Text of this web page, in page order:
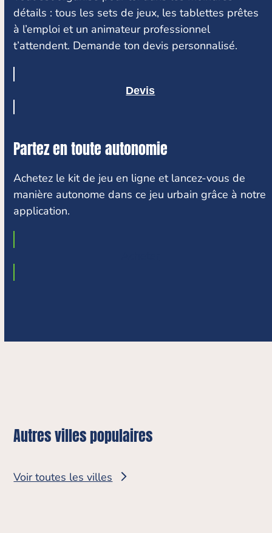
détails : tous les sets de jeux, les tablettes prêtes
à l’emploi et un animateur professionnel
t’attendent. Demande ton devis personnalisé.
Devis
Partez en toute autonomie
Achetez le kit de jeu en ligne et lancez-vous de
manière autonome dans ce jeu urbain grâce à notre
application.
Autres villes populaires
Voir toutes les villes